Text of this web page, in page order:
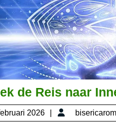
de Reis naar
2026
01
februari